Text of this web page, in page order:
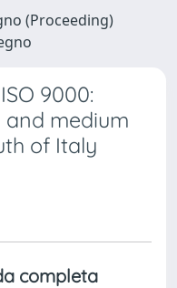
(Proceeding)
9000:
and medium
of Italy
completa